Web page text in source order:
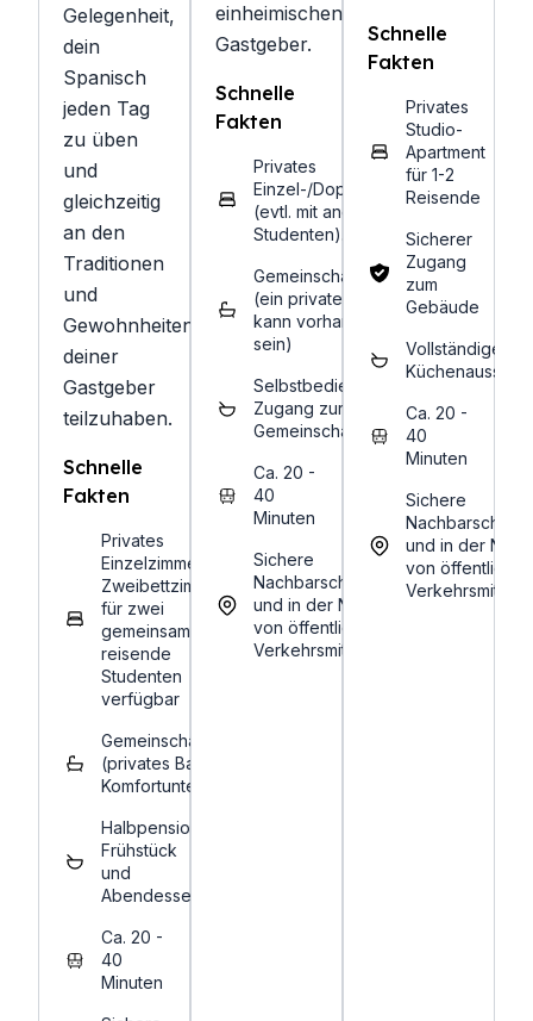
Gelegenheit,
dein
Spanisch
jeden Tag
zu üben
und
gleichzeitig
an den
Traditionen
und
Gewohnheiten
deiner
Gastgeber
teilzuhaben.
Schnelle
Fakten
Privates
Einzelzimmer.
Zweibettzimmer
für zwei
gemeinsam
reisende
Studenten
verfügbar
Gemeinschaftsbad
(privates Bad bei
Komfortunterkünften)
Halbpension:
Frühstück
und
Abendessen
Ca. 20 -
40
Minuten
einheimischen
Gastgeber.
Schnelle
Fakten
Privates
Einzel-/Doppelzimmer
(evtl. mit anderen
Studenten).
Gemeinschaftsbad
(ein privates Bad
kann vorhanden
sein)
Selbstbedienung:
Zugang zur
Gemeinschaftsküche.
Ca. 20 -
40
Minuten
Sichere
Nachbarschaften
und in der Nähe
von öffentlichen
Verkehrsmitteln.
Schnelle
Fakten
Privates
Studio-
Apartment
für 1-2
Reisende
Sicherer
Zugang
zum
Gebäude
Vollständige
Ca. 20 -
40
Minuten
Sichere
und in der Nähe
von öffentlichen
Verkehrsmitteln.